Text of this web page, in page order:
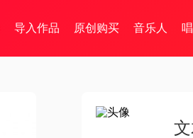
导入作品 原创购买 音乐人